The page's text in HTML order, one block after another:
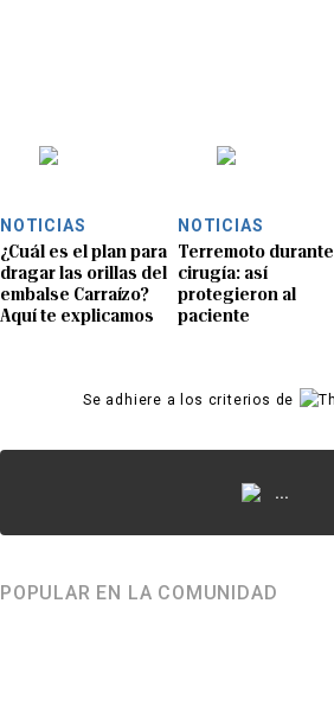
NOTICIAS
¿Cuál es el plan para
dragar las orillas del
embalse Carraízo?
Aquí te explicamos
NOTICIAS
Terremoto durante
cirugía: así
protegieron al
paciente
Se adhiere a los criterios de
...
POPULAR EN LA COMUNIDAD